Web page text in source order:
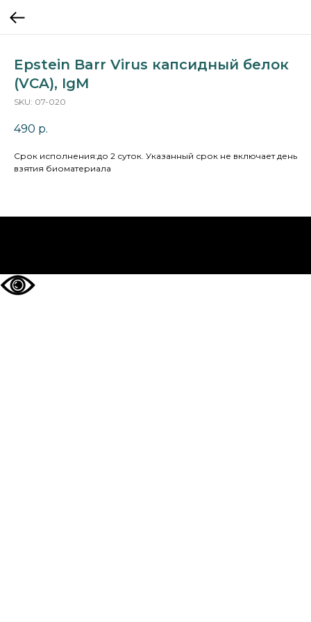
Epstein Barr Virus капсидный белок
(VCA), IgM
SKU: 07-020
490 р.
Cрок исполнения:до 2 суток. Указанный срок не включает день
взятия биоматериала